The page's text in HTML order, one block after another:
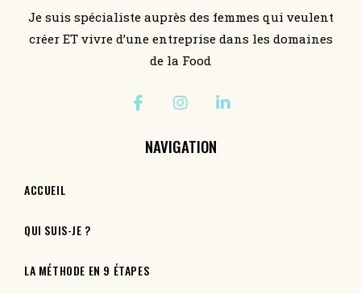
Je suis spécialiste auprès des femmes qui veulent
créer ET vivre d’une entreprise dans les domaines
de la Food
NAVIGATION
ACCUEIL
QUI SUIS-JE ?
LA MÉTHODE EN 9 ÉTAPES